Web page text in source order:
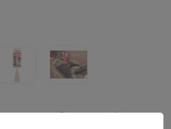
all Tefal Ingenio